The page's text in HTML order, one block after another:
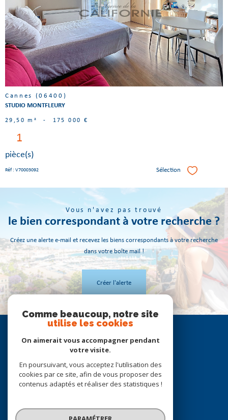
bien
Cannes (06400)
STUDIO MONTFLEURY
29,50 m² - 175 000 €
1
pièce(s)
Réf : V70003092 Sélection Sélectionner
Vous n'avez pas trouvé
le bien correspondant à votre recherche ?
Créez une alerte e-mail et recevez les biens correspondants à votre recherche
dans votre boîte mail !
Créer l'alerte
Se
connecter
Nous
suivre
Comme beaucoup, notre site
utilise les cookies
On aimerait vous accompagner pendant
votre visite.
En poursuivant, vous acceptez l'utilisation des
cookies par ce site, afin de vous proposer des
contenus adaptés et réaliser des statistiques !